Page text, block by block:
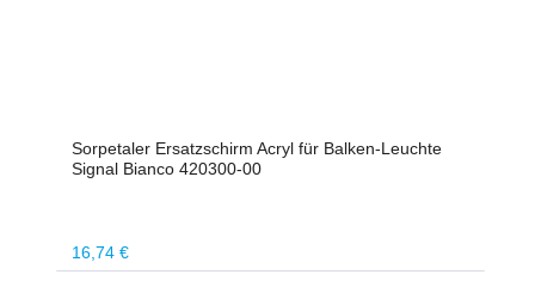
Sorpetaler Ersatzschirm Acryl für Balken-Leuchte
Signal Bianco 420300-00
Regulärer Preis:
16,74 €